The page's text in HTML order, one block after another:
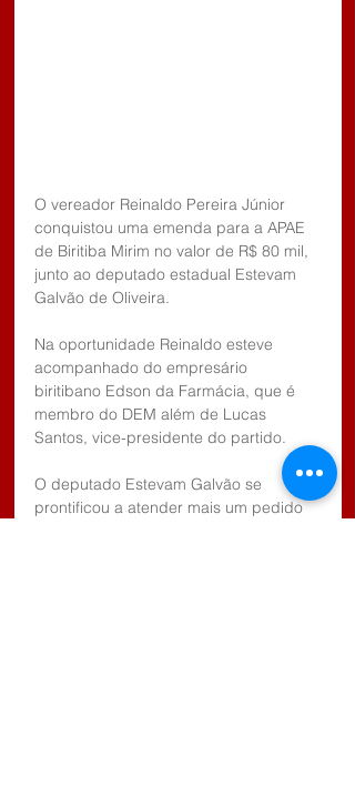
O vereador Reinaldo Pereira Júnior
conquistou uma emenda para a APAE
de Biritiba Mirim no valor de R$ 80 mil,
junto ao deputado estadual Estevam
Galvão de Oliveira.
Na oportunidade Reinaldo esteve
acompanhado do empresário
biritibano Edson da Farmácia, que é
membro do DEM além de Lucas
Santos, vice-presidente do partido.
O deputado Estevam Galvão se
prontificou a atender mais um pedido